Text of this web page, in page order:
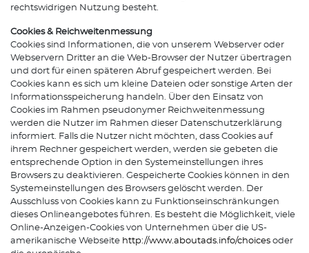
rechtswidrigen Nutzung besteht.
Cookies & Reichweitenmessung
Cookies sind Informationen, die von unserem Webserver oder
Webservern Dritter an die Web-Browser der Nutzer übertragen
und dort für einen späteren Abruf gespeichert werden. Bei
Cookies kann es sich um kleine Dateien oder sonstige Arten der
Informationsspeicherung handeln. Über den Einsatz von
Cookies im Rahmen pseudonymer Reichweitenmessung
werden die Nutzer im Rahmen dieser Datenschutzerklärung
informiert. Falls die Nutzer nicht möchten, dass Cookies auf
ihrem Rechner gespeichert werden, werden sie gebeten die
entsprechende Option in den Systemeinstellungen ihres
Browsers zu deaktivieren. Gespeicherte Cookies können in den
Systemeinstellungen des Browsers gelöscht werden. Der
Ausschluss von Cookies kann zu Funktionseinschränkungen
dieses Onlineangebotes führen. Es besteht die Möglichkeit, viele
Online-Anzeigen-Cookies von Unternehmen über die US-
amerikanische Webseite http://www.aboutads.info/choices oder